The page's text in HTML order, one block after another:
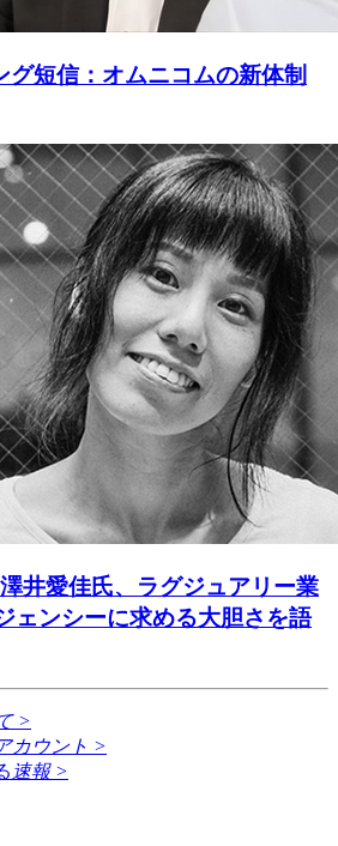
グ短信：オムニコムの新体制
井愛佳氏、ラグジュアリー業
ェンシーに求める大胆さを語
>
カウント >
速報 >